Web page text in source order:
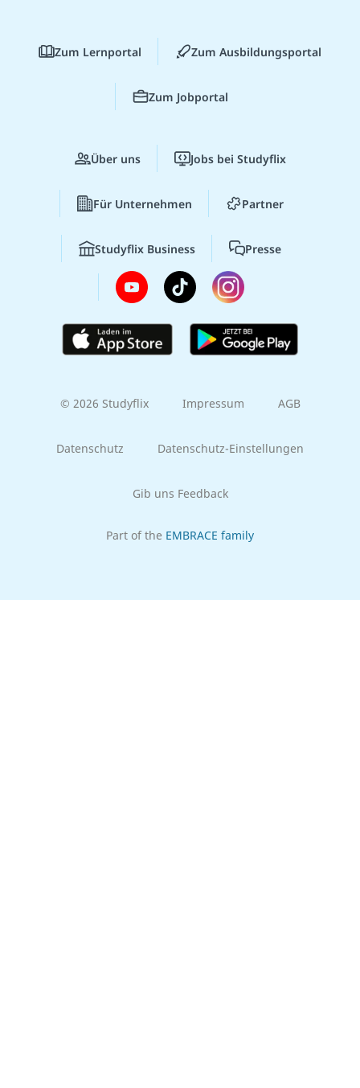
Zum Lernportal Zum Ausbildungsportal
Zum Jobportal
Über uns Jobs bei Studyflix
Für Unternehmen Partner
Studyflix Business Presse
© 2026 Studyflix Impressum AGB
Datenschutz Datenschutz-Einstellungen
Gib uns Feedback
Part of the EMBRACE family